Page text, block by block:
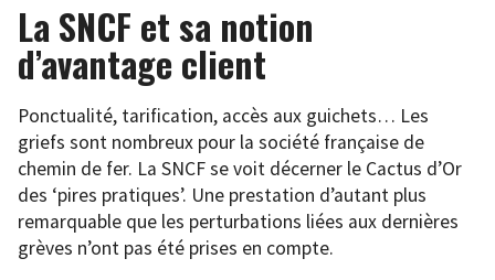
La SNCF et sa notion
d’avantage client
Ponctualité, tarification, accès aux guichets… Les
griefs sont nombreux pour la société française de
chemin de fer. La SNCF se voit décerner le Cactus d’Or
des ‘pires pratiques’. Une prestation d’autant plus
remarquable que les perturbations liées aux dernières
grèves n’ont pas été prises en compte.